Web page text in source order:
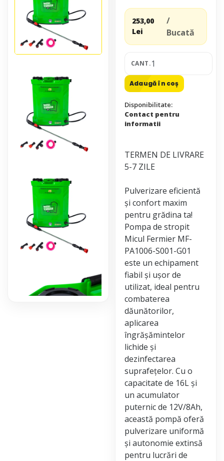
253,00
Lei
/
Bucată
CANT.
Adaugă în coș
Disponibilitate:
Contact pentru
informatii
TERMEN DE LIVRARE
5-7 ZILE
Pulverizare eficientă
și confort maxim
pentru grădina ta!
Pompa de stropit
Micul Fermier MF-
PA1006-S001-G01
este un echipament
fiabil și ușor de
utilizat, ideal pentru
combaterea
dăunătorilor,
aplicarea
îngrășămintelor
lichide și
dezinfectarea
suprafețelor. Cu o
capacitate de 16L și
un acumulator
puternic de 12V/8Ah,
această pompă oferă
pulverizare uniformă
și autonomie extinsă
pentru lucrări de